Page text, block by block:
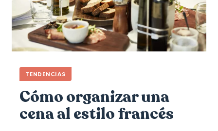
TENDENCIAS
Cómo organizar una
cena al estilo francés